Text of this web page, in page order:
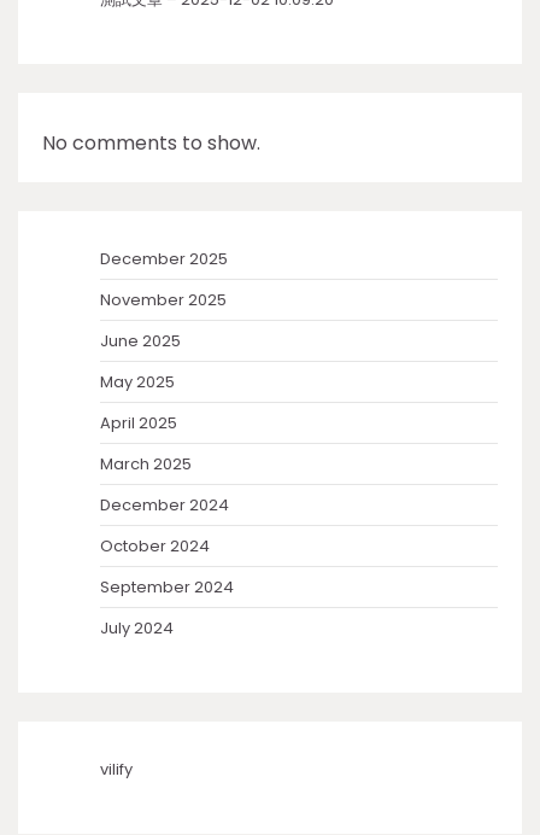
No comments to show.
December 2025
November 2025
June 2025
May 2025
April 2025
March 2025
December 2024
October 2024
September 2024
July 2024
vilify